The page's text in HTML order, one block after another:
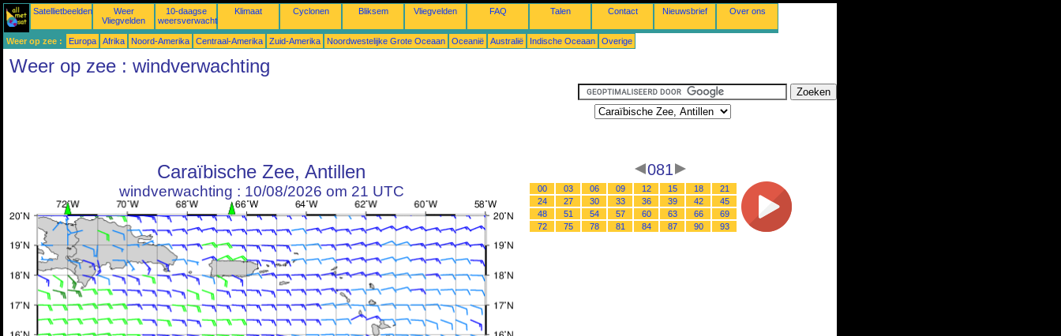
Satellietbeelden
Weer
Vliegvelden
10-daagse
weersverwachtingen
Klimaat Cyclonen Bliksem Vliegvelden FAQ Talen Contact Nieuwsbrief Over ons
Weer op zee : Europa Afrika Noord-Amerika Centraal-Amerika Zuid-Amerika Noordwestelijke Grote Oceaan Oceanië Australië Indische Oceaan Overige
Weer op zee : windverwachting
Caraïbische Zee, Antillen
windverwachting : 10/08/2026 om 21 UTC
081
00 03 06 09 12 15 18
21
24
27 30 33 36 39 42
45
48
51 54 57 60 63 66
69
72
75 78 81 84 87 90 93